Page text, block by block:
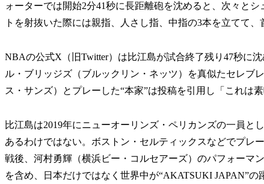
ォーターでは開始2分41秒に長距離砲を沈めると、次々と
トを射抜いた際には親指、人さし指、中指の3本を立てて
NBAの公式X（旧Twitter）は比江島が試合終了残り47秒に
ル・ブリッジズ（ブルックリン・ネッツ）を真似たセレブ
ス・サンズ）とプレーした“本家”は投稿を引用し「これは
比江島は2019年にニューオーリンズ・ペリカンズの一員
あるわけではない。ボストン・セルティックスなどでプレ
戦後、河村勇輝（横浜ビー・コルセアーズ）のパフォーマ
を含め、日本だけではなく世界中が“AKATSUKI JAPAN”の